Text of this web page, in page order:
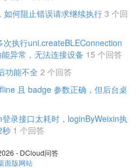
何阻止错误请求继续执行 3 个回
次执行uni.createBLEConnection
异常，无法连接设备 15 个回答
功能不全 2 个回答
且 badge 参数正确，但后台桌
录接口太耗时，loginByWeixin执
秒 1 个回答
- DCloud问答
面版网站